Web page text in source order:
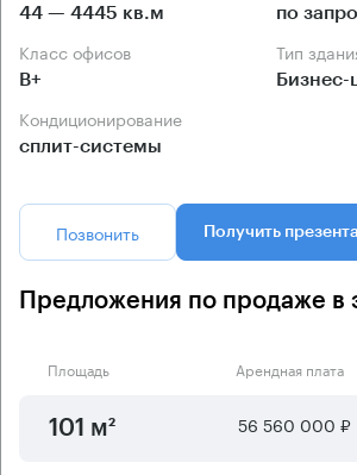
44 — 4445 кв.м по
Класс офисов
B+
Тип
Бизнес-
Кондиционирование
сплит-системы
Позвонить Получить
Предложения по продаже в
Площадь Арендная плата
101 м² 56 560 000 ₽